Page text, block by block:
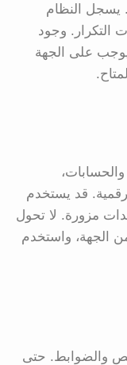
يسجل النظام
التكرار. وجود
يوجب على الجهة
قد يستخدم
مزورة. لا تحول
الجهة، واستخدم
والضوابط. حتى